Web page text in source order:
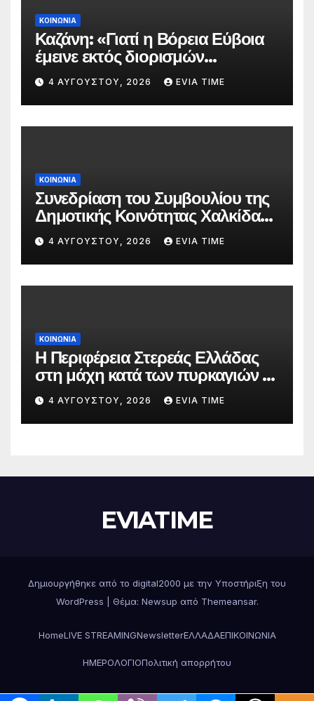
ΚΟΙΝΩΝΙΑ
Καζάνη: «Γιατί η Βόρεια Εύβοια
έμεινε εκτός διορισμών
δασκάλων;»
4 ΑΥΓΟΎΣΤΟΥ, 2026 EVIA TIME
ΚΟΙΝΩΝΙΑ
Συνεδρίαση του Συμβουλίου της
Δημοτικής Κοινότητας Χαλκίδας
την 5 Αυγούστου
4 ΑΥΓΟΎΣΤΟΥ, 2026 EVIA TIME
ΚΟΙΝΩΝΙΑ
Η Περιφέρεια Στερεάς Ελλάδας
στη μάχη κατά των πυρκαγιών –
Δράσεις και στήριξη σε πέντε
περιφερειακές ενότητες
4 ΑΥΓΟΎΣΤΟΥ, 2026 EVIA TIME
EVIATIME
Δημιουργήθηκε από το digital2000 με την Υποστήριξη του
WordPress
Θέμα: Newsup από Themeansar.
HomeLIVE STREAMINGNewsletterΕΛΛΑΔΑΕΠΙΚΟΙΝΩΝΙΑ
ΗΜΕΡΟΛΟΓΙΟΠολιτική απορρήτου